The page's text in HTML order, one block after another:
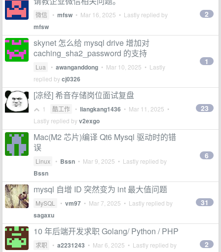
微信 • mfsw • Mar 16, 2025 • Lastly replied by
mfsw
2
skynet 怎么给 mysql drive 增加对
caching_sha2_password 的支持
Lua • awanganddong • Mar 10, 2025 • Lastly
replied bycj0326
1
[凉经] 希音存储岗位面试复盘
1 酷工作 • liangkang1436 • Mar 11, 2025 •
Lastly replied byv2exgo
23
Mac(M2 芯片)编译 Qt6 Mysql 驱动时的错
误
Linux • Bssn • Mar 9, 2025 • Lastly replied by
Bssn
6
mysql 自增 ID 突然变为 int 最大值问题
MySQL • vm97 • Mar 7, 2025 • Lastly replied by
sagaxu
31
10 年后端开发求职 Golang/ Python / PHP
求职 • a2231243 • Mar 6, 2025 • Lastly replied by 2